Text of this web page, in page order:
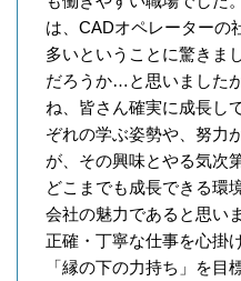
は、CADオペレーターの
多いということに驚きま
だろうか…と思いました
ね、皆さん確実に成長し
ぞれの学ぶ姿勢や、努力
が、その興味とやる気次
どこまでも成長できる環
会社の魅力であると思い
正確・丁寧な仕事を心掛
「縁の下の力持ち」を目